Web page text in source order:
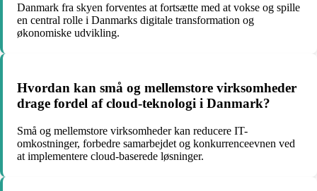
Danmark fra skyen forventes at fortsætte med at vokse og spille
en central rolle i Danmarks digitale transformation og
økonomiske udvikling.
Hvordan kan små og mellemstore virksomheder
drage fordel af cloud-teknologi i Danmark?
Små og mellemstore virksomheder kan reducere IT-
omkostninger, forbedre samarbejdet og konkurrenceevnen ved
at implementere cloud-baserede løsninger.